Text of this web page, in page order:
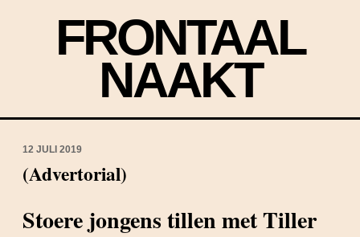
FRONTAAL
NAAKT
12 JULI 2019
(Advertorial)
Stoere jongens tillen met Tiller